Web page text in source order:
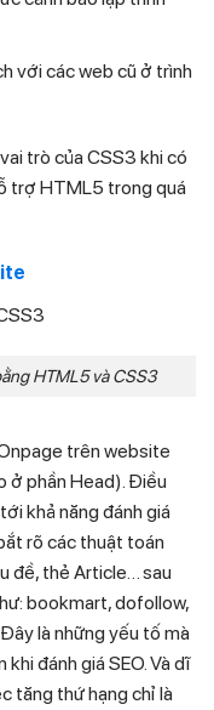
với các web cũ ở trình
trò của CSS3 khi có
trợ HTML5 trong quá
HTML5 và CSS3
trên website
ở phần Head). Điều
khả năng đánh giá
rõ các thuật toán
đề, thẻ Article… sau
bookmart, dofollow,
là những yếu tố mà
đánh giá SEO. Và dĩ
tăng thứ hạng chỉ là